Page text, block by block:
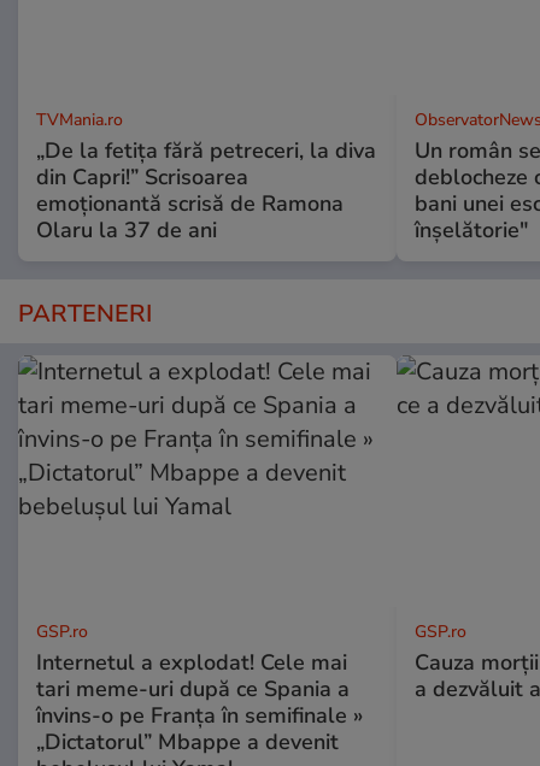
TVMania.ro
„De la fetița fără petreceri, la diva
din Capri!” Scrisoarea
emoționantă scrisă de Ramona
Olaru la 37 de ani
Un român
deblocheze
bani unei
înşelătorie"
PARTENERI
GSP.ro
Internetul a explodat! Cele mai
tari meme-uri după ce Spania a
învins-o pe Franța în semifinale »
„Dictatorul” Mbappe a devenit
GSP.ro
Cauza
a dezvăluit